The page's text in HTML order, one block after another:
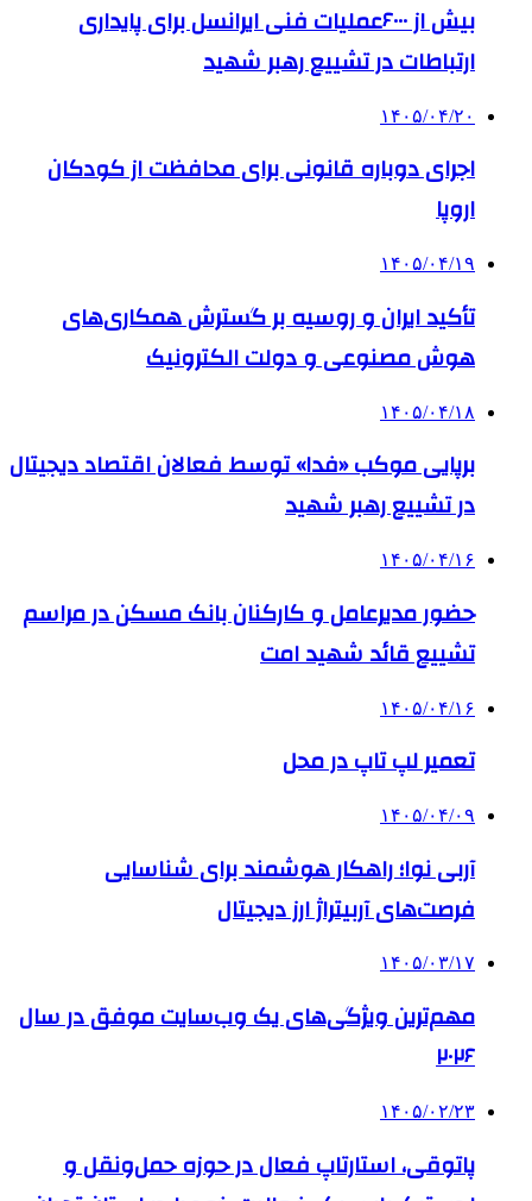
بیش از ۶۰۰۰عملیات فنی ایرانسل برای پایداری
ارتباطات در تشییع رهبر شهید
۱۴۰۵/۰۴/۲۰
اجرای دوباره قانونی برای محافظت از کودکان
اروپا
۱۴۰۵/۰۴/۱۹
تأکید ایران و روسیه بر گسترش همکاری‌های
هوش مصنوعی و دولت الکترونیک
۱۴۰۵/۰۴/۱۸
برپایی موکب «فدا» توسط فعالان اقتصاد دیجیتال
در تشییع رهبر شهید
۱۴۰۵/۰۴/۱۶
حضور مدیرعامل و کارکنان بانک مسکن در مراسم
تشییع قائد شهید امت
۱۴۰۵/۰۴/۱۶
تعمیر لپ تاپ در محل
۱۴۰۵/۰۴/۰۹
آربی نوا؛ راهکار هوشمند برای شناسایی
فرصت‌های آربیتراژ ارز دیجیتال
۱۴۰۵/۰۳/۱۷
مهم‌ترین ویژگی‌های یک وب‌سایت موفق در سال
۲۰۲۶
۱۴۰۵/۰۲/۲۳
پاتوقی، استارتاپ فعال در حوزه حمل‌ونقل و